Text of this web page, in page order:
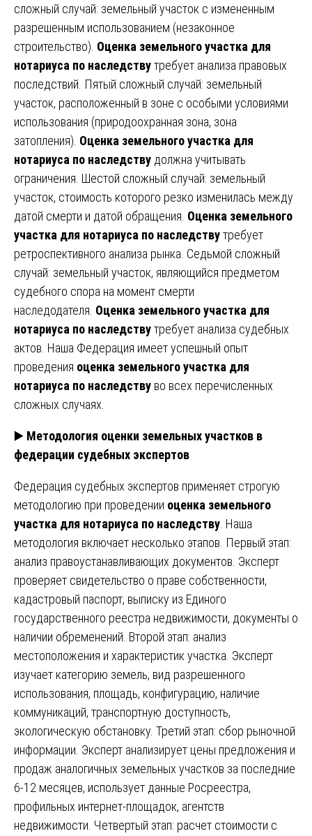
сложный случай: земельный участок с измененным
разрешенным использованием (незаконное
строительство). Оценка земельного участка для
нотариуса по наследствутребует анализа правовых
последствий. Пятый сложный случай: земельный
участок, расположенный в зоне с особыми условиями
использования (природоохранная зона, зона
затопления). Оценка земельного участка для
нотариуса по наследству должна учитывать
ограничения. Шестой сложный случай: земельный
участок, стоимость которого резко изменилась между
датой смерти и датой обращения. Оценка земельного
участка для нотариуса по наследствутребует
ретроспективного анализа рынка. Седьмой сложный
случай: земельный участок, являющийся предметом
судебного спора на момент смерти
наследодателя. Оценка земельного участка для
нотариуса по наследствутребует анализа судебных
актов. Наша Федерация имеет успешный опыт
проведения оценка земельного участка для
нотариуса по наследству во всех перечисленных
сложных случаях.
▶️ Методология оценки земельных участков в
федерации судебных экспертов
Федерация судебных экспертов применяет строгую
методологию при проведении оценка земельного
участка для нотариуса по наследству . Наша
методология включает несколько этапов. Первый этап:
анализ правоустанавливающих документов. Эксперт
проверяет свидетельство о праве собственности,
кадастровый паспорт, выписку из Единого
государственного реестра недвижимости, документы о
наличии обременений. Второй этап: анализ
местоположения и характеристик участка. Эксперт
изучает категорию земель, вид разрешенного
использования, площадь, конфигурацию, наличие
коммуникаций, транспортную доступность,
экологическую обстановку. Третий этап: сбор рыночной
информации. Эксперт анализирует цены предложения и
продаж аналогичных земельных участков за последние
6-12 месяцев, использует данные Росреестра,
профильных интернет-площадок, агентств
недвижимости. Четвертый этап: расчет стоимости с